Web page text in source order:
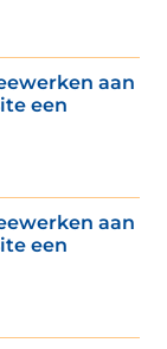
aan
een
aan
een